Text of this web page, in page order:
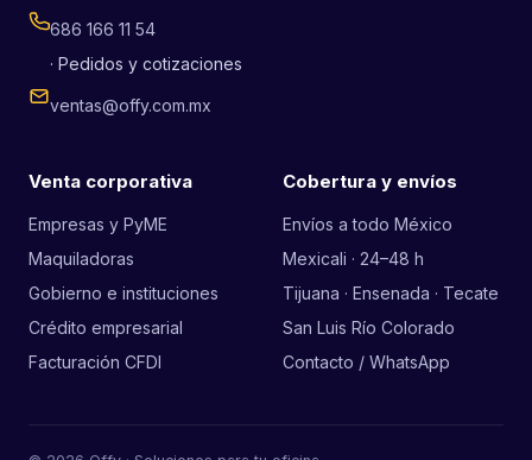
686 166 11 54
· Pedidos y cotizaciones
ventas@offy.com.mx
Venta corporativa
Empresas y PyME
Maquiladoras
Gobierno e instituciones
Crédito empresarial
Facturación CFDI
Cobertura y envíos
Envíos a todo México
Mexicali · 24–48 h
Tijuana · Ensenada · Tecate
San Luis Río Colorado
Contacto / WhatsApp